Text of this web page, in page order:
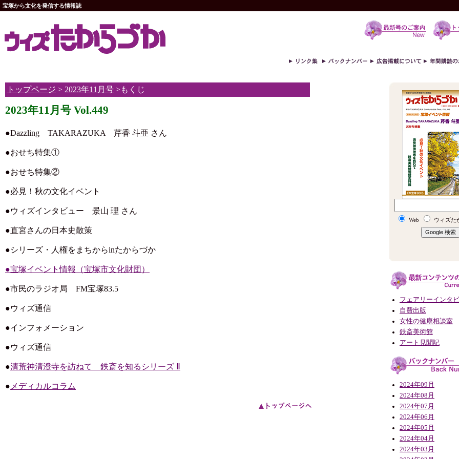
宝塚から文化を発信する情報誌
トップページ > 2023年11月号 >もくじ
2023年11月号 Vol.449
●Dazzling TAKARAZUKA 芹香 斗亜 さん
●おせち特集①
●おせち特集②
●必見！秋の文化イベント
●ウィズインタビュー 景山 理 さん
●直宮さんの日本史散策
●シリーズ・人権をまちからinたからづか
●宝塚イベント情報（宝塚市文化財団）
●市民のラジオ局 FM宝塚83.5
●ウィズ通信
●インフォメーション
●ウィズ通信
●清荒神清澄寺を訪ねて 鉄斎を知るシリーズ Ⅱ
● メディカルコラム
Web ウィズた
フェアリーインタ
自費出版
女性の健康相談室
鉄斎美術館
アート見聞記
2024年09月
2024年08月
2024年07月
2024年06月
2024年05月
2024年04月
2024年03月